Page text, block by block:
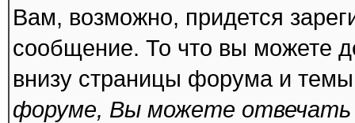
Вам, возможно, придется
сообщение. То что вы можете
внизу страницы форума и
форуме, Вы можете отвечать